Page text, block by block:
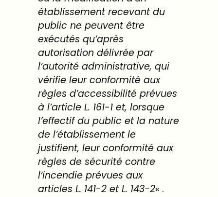
établissement recevant du
public ne peuvent être
exécutés qu’après
autorisation délivrée par
l’autorité administrative, qui
vérifie leur conformité aux
règles d’accessibilité prévues
à l’articleL. 161-1 et, lorsque
l’effectif du public et la nature
de l’établissement le
justifient, leur conformité aux
règles de sécurité contre
l’incendie prévues aux
articlesL. 141-2 etL. 143-2« .